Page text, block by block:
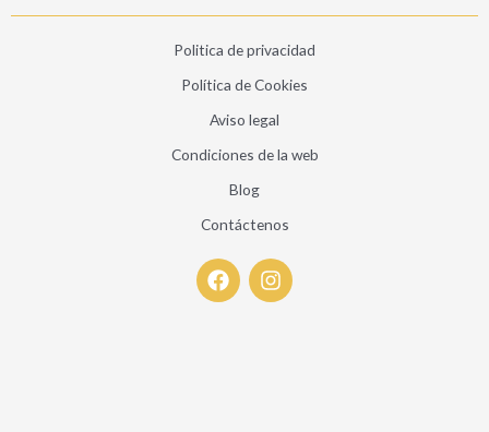
Politica de privacidad
Política de Cookies
Aviso legal
Condiciones de la web
Blog
Contáctenos
F
a
I
n